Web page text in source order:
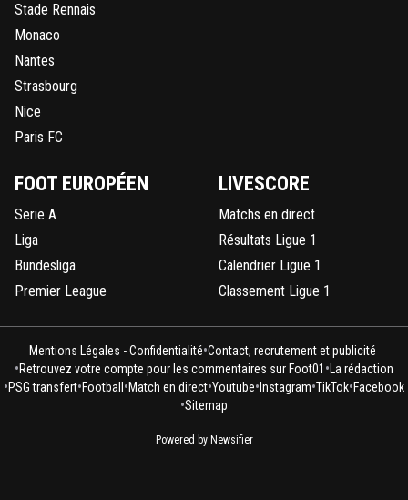
Stade Rennais
Monaco
Nantes
Strasbourg
Nice
Paris FC
FOOT EUROPÉEN
Serie A
Liga
Bundesliga
Premier League
LIVESCORE
Matchs en direct
Résultats Ligue 1
Calendrier Ligue 1
Classement Ligue 1
Mentions Légales - Confidentialité•Contact, recrutement et publicité
•Retrouvez votre compte pour les commentaires sur Foot01 • La rédaction
•PSG transfert•Football •Match en direct•Youtube• Instagram•TikTok•Facebook
•Sitemap
Powered by Newsifier